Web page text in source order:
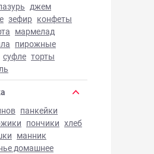
джем
зефир конфеты
мармелад
пирожные
суфле торты
панкейки
пончики хлеб
манник
домашнее